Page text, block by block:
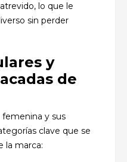
lo que le
sin perder
y
de
femenina y sus
clave que se
la marca: